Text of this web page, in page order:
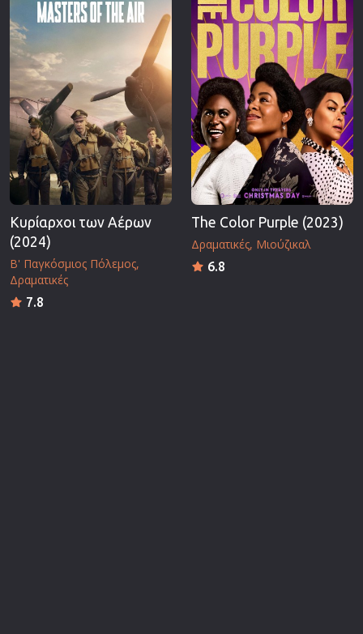
Κυρίαρχοι των Αέρων
(2024)
Β' Παγκόσμιος Πόλεμος
Δραματικές
7.8
The Color Purple (2023)
Δραματικές Μιούζικαλ
6.8